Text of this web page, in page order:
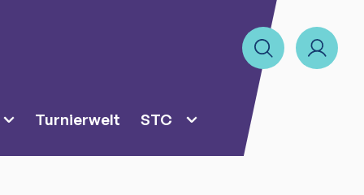
Turnierwelt STC